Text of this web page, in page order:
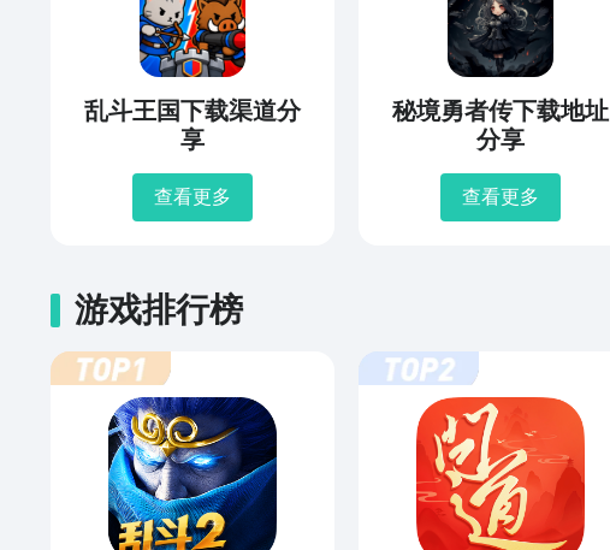
乱斗王国下载渠道分
享
查看更多
秘境勇者传下载地址
分享
查看更多
游戏排行榜